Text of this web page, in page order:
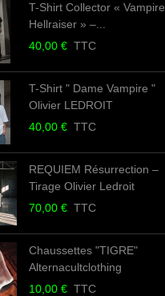
T-Shirt Collector « Vampire
Hellraiser » –...
40,00 € TTC
T-Shirt " Dame Vampire "
Olivier LEDROIT
40,00 € TTC
REQUIEM Résurrection –
Tirage Olivier Ledroit
70,00 € TTC
Chaussettes "TIGRE"
Alternacultclothing
10,00 € TTC